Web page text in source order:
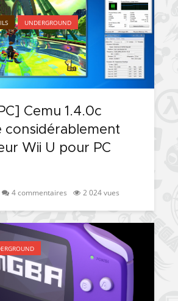
UNDERGROUND
Cemu 1.4.0c
considérablement
Wii U pour PC
4 commentaires 2 024 vues